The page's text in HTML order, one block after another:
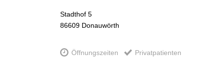
Stadthof 5
86609 Donauwörth
Öffnungszeiten Privatpatienten